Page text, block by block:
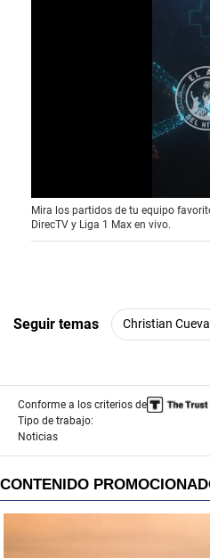
0
o
f
3
o
n
Mira los partidos de tu equipo
DirecTV y Liga 1 Max en vivo.
Seguir temas Christian Cueva
Conforme a los criterios de
Tipo de trabajo:
Noticias